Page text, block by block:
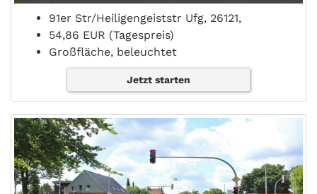
91er Str/Heiligengeiststr Ufg, 26121,
54,86 EUR (Tagespreis)
Großfläche, beleuchtet
Jetzt starten